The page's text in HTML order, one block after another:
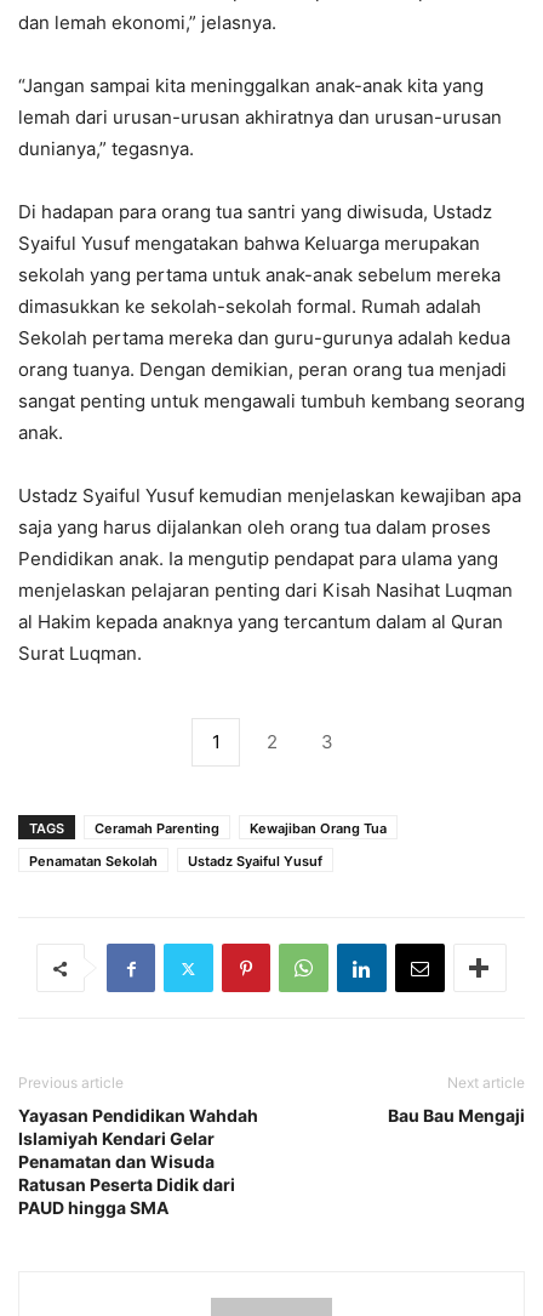
dan lemah ekonomi,” jelasnya.
“Jangan sampai kita meninggalkan anak-anak kita yang
lemah dari urusan-urusan akhiratnya dan urusan-urusan
dunianya,” tegasnya.
Di hadapan para orang tua santri yang diwisuda, Ustadz
Syaiful Yusuf mengatakan bahwa Keluarga merupakan
sekolah yang pertama untuk anak-anak sebelum mereka
dimasukkan ke sekolah-sekolah formal. Rumah adalah
Sekolah pertama mereka dan guru-gurunya adalah kedua
orang tuanya. Dengan demikian, peran orang tua menjadi
sangat penting untuk mengawali tumbuh kembang seorang
anak.
Ustadz Syaiful Yusuf kemudian menjelaskan kewajiban apa
saja yang harus dijalankan oleh orang tua dalam proses
Pendidikan anak. Ia mengutip pendapat para ulama yang
menjelaskan pelajaran penting dari Kisah Nasihat Luqman
al Hakim kepada anaknya yang tercantum dalam al Quran
Surat Luqman.
1 2 3
TAGS Ceramah Parenting
Kewajiban Orang Tua
Penamatan Sekolah
Ustadz Syaiful Yusuf
Previous article
Yayasan Pendidikan Wahdah
Islamiyah Kendari Gelar
Penamatan dan Wisuda
Ratusan Peserta Didik dari
PAUD hingga SMA
Next article
Bau Bau Mengaji